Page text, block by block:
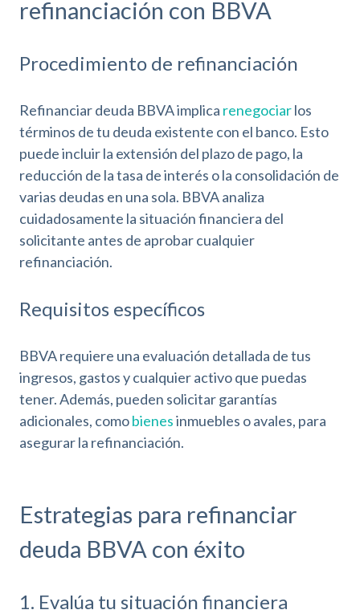
refinanciación con BBVA
Procedimiento de refinanciación
Refinanciar deuda BBVA implica renegociarlos
términos de tu deuda existente con el banco. Esto
puede incluir la extensión del plazo de pago, la
reducción de la tasa de interés o la consolidación de
varias deudas en una sola. BBVA analiza
cuidadosamente la situación financiera del
solicitante antes de aprobar cualquier
refinanciación.
Requisitos específicos
BBVA requiere una evaluación detallada de tus
ingresos, gastos y cualquier activo que puedas
tener. Además, pueden solicitar garantías
adicionales, comobienesinmuebles o avales, para
asegurar la refinanciación.
Estrategias para refinanciar
deuda BBVA con éxito
1. Evalúa tu situación financiera